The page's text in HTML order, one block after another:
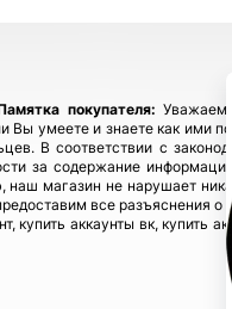
покупателя:
умеете и знаете как ими
В соответствии с
за содержание
магазин не нарушает
все разъяснения
купить аккаунты вк, купить